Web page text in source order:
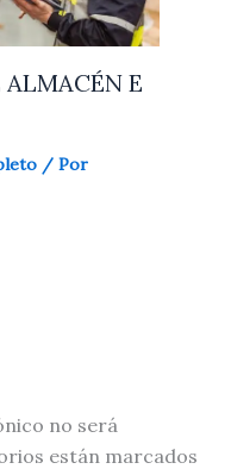
E
/ Por
no será
están marcados